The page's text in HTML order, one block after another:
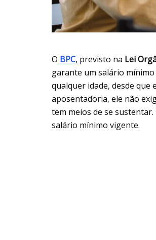
O BPC, previsto na Lei
garante um salário mínimo
qualquer idade, desde que
aposentadoria, ele não
tem meios de se
salário mínimo vigente.